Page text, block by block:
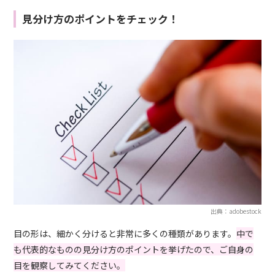
見分け方のポイントをチェック！
出典：adobestock
目の形は、細かく分けると非常に多くの種類があります。 中で
も代表的なものの見分け方のポイントを挙げたので、ご自身の
目を観察してみてください。